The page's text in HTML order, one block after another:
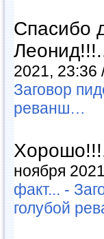
Спасибо
2021, 23:36
Заговор
реванш…
ноября
факт... -
голубой